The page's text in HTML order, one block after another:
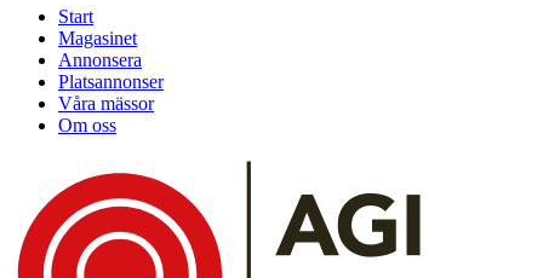
Start
Magasinet
Annonsera
Platsannonser
Våra mässor
Om oss